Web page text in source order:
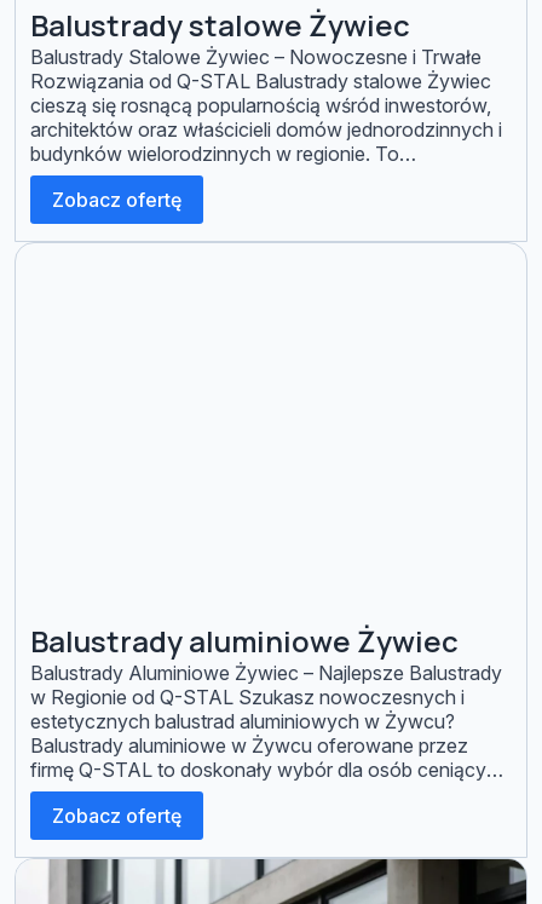
Balustrady stalowe Żywiec
Balustrady Stalowe Żywiec – Nowoczesne i Trwałe
Rozwiązania od Q-STAL Balustrady stalowe Żywiec
cieszą się rosnącą popularnością wśród inwestorów,
architektów oraz właścicieli domów jednorodzinnych i
budynków wielorodzinnych w regionie. To
rozwiązanie, które łączy w sobie trwałość,
bezpieczeństwo oraz szerokie możliwości estetyczne.
Firma Q-STAL specjalizuje się w projektowaniu i
wykonaniu balustrad stalowych dostosowanych do
Zobacz ofertę
Balustrady aluminiowe Żywiec
Balustrady Aluminiowe Żywiec – Najlepsze Balustrady
w Regionie od Q-STAL Szukasz nowoczesnych i
estetycznych balustrad aluminiowych w Żywcu?
Balustrady aluminiowe w Żywcu oferowane przez
firmę Q-STAL to doskonały wybór dla osób ceniących
jakość, trwałość i design. Nasze balustrady są
idealnym rozwiązaniem do budownictwa
minimalistycznego i nowoczesnego, oferując zarówno
funkcjonalność, jak i elegancki wygląd. Dlaczego
Balustrady […]
Zobacz ofertę